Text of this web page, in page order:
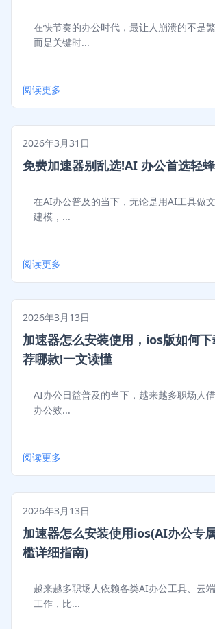
在快节奏的办公时代，最让人崩溃的不是
而是关键时...
阅读更多
2026年3月31日
免费加速器别乱选!AI 办公首选轻
在AI办公普及的当下，无论是用AI工具做
建模，...
阅读更多
2026年3月13日
加速器怎么安装使用，ios版如何
荐哪款!一文读懂
AI办公日益普及的当下，越来越多职场人
办公效...
阅读更多
2026年3月13日
加速器怎么安装使用ios(AI办公专
槛详细指南)
越来越多职场人依赖各类AI办公工具、云
工作，比...